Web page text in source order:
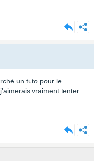
un tuto pour le
vraiment tenter